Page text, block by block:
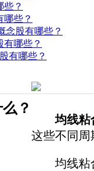
些？
哪些？
念股有哪些？
有哪些？
有哪些？
？
均线粘
这些不同周
均线粘合